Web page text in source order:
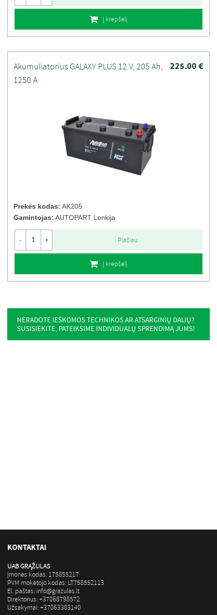
Į krepšelį
225.00 €
Akumuliatorius GALAXY PLUS 12 V, 205 Ah,
1250 A
Prekės kodas: AK205
Gamintojas: AUTOPART Lenkija
- + Plačiau
Į krepšelį
NERADOTE IEŠKOMOS TECHNIKOS AR ATSARGINIŲ DALIŲ?
SUSISIEKITE, PATEIKSIME INDIVIDUALŲ SPRENDIMĄ JUMS!
KONTAKTAI
UAB GRĄŽULAS
Įmonės kodas: 175855217
PVM mokėtojo kodas: LT758552113
El. paštas: info@grazulas.lt
Direktorius: +37068798572
Užsakymai: +37063383140